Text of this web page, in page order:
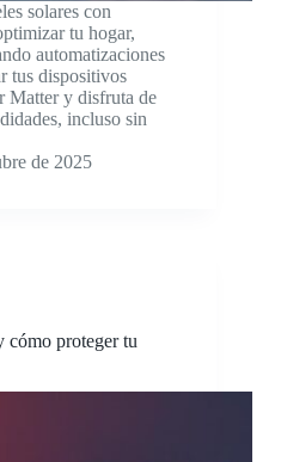
solares con
tu hogar,
automatizaciones
tus dispositivos
Matter y disfruta de
incluso sin
de 2025
proteger tu